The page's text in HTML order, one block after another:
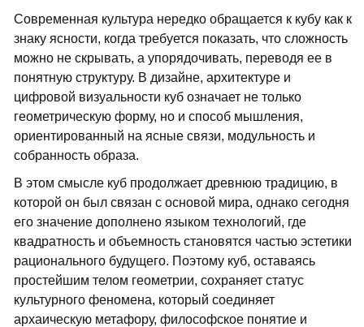
Современная культура нередко обращается к кубу как к
знаку ясности, когда требуется показать, что сложность
можно не скрывать, а упорядочивать, переводя ее в
понятную структуру. В дизайне, архитектуре и
цифровой визуальности куб означает не только
геометрическую форму, но и способ мышления,
ориентированный на ясные связи, модульность и
собранность образа.
В этом смысле куб продолжает древнюю традицию, в
которой он был связан с основой мира, однако сегодня
его значение дополнено языком технологий, где
квадратность и объемность становятся частью эстетики
рационального будущего. Поэтому куб, оставаясь
простейшим телом геометрии, сохраняет статус
культурного феномена, который соединяет
архаическую метафору, философское понятие и